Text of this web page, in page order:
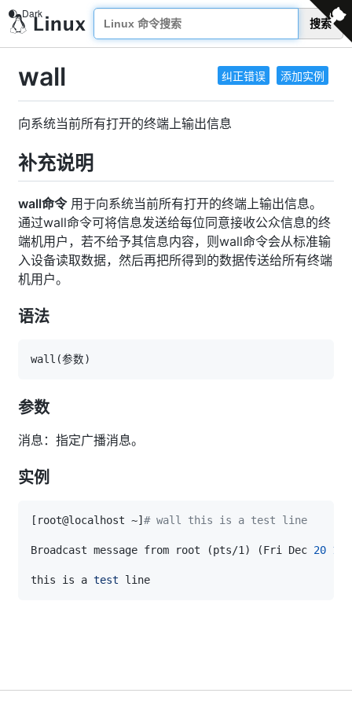
搜索
纠正错误 添加实例
wall
向系统当前所有打开的终端上输出信息
补充说明
wall命令用于向系统当前所有打开的终端上输出信息。
通过wall命令可将信息发送给每位同意接收公众信息的终
端机用户，若不给予其信息内容，则wall命令会从标准输
入设备读取数据，然后再把所得到的数据传送给所有终端
机用户。
语法
wall (参数)
参数
消息：指定广播消息。
实例
[ root@localhost ~] # wall this is a test line
Broadcast message from root (pts/1 ) (Fri Dec 20 11
this is a test